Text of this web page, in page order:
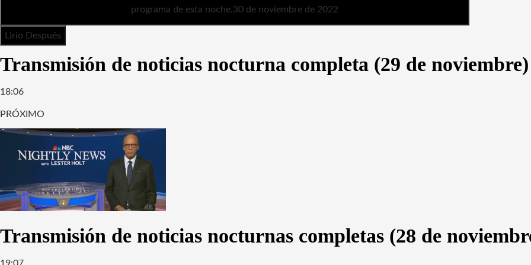
programa de esta noche.30 de noviembre de 2022
Lirio Después
Transmisión de noticias nocturna completa (29 de noviembre)
18:06
PRÓXIMO
Transmisión de noticias nocturnas completas (28 de
19:07